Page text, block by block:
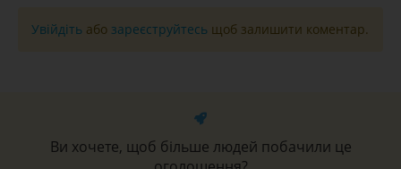
Увійдіть або зареєструйтесь щоб залишити коментар.
Ви хочете, щоб більше людей побачили це